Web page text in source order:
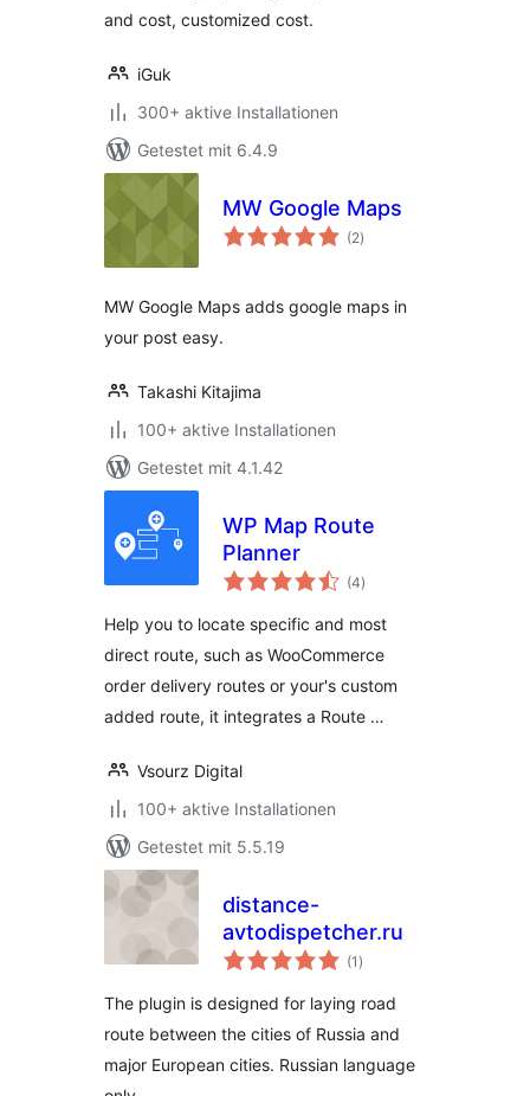
and cost, customized cost.
iGuk
300+ aktive Installationen
Getestet mit 6.4.9
MW Google Maps
(2Bewertungen
gesamt
)
MW Google Maps adds google maps in
your post easy.
Takashi Kitajima
100+ aktive Installationen
Getestet mit 4.1.42
WP Map Route
Planner
(4Bewertungen
gesamt
)
Help you to locate specific and most
direct route, such as WooCommerce
order delivery routes or your's custom
added route, it integrates a Route …
Vsourz Digital
100+ aktive Installationen
Getestet mit 5.5.19
distance-
avtodispetcher.ru
(1 Bewertungen
gesamt
)
The plugin is designed for laying road
route between the cities of Russia and
major European cities. Russian language